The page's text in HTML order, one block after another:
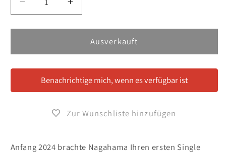
Verringere
die
Menge
Nagahama
Erhöhe
die
Menge
Nagahama
Malt
Third
Ausverkauft
Benachrichtige mich, wenn es verfügbar ist
Zur Wunschliste hinzufügen
Anfang 2024 brachte Nagahama Ihren ersten Single